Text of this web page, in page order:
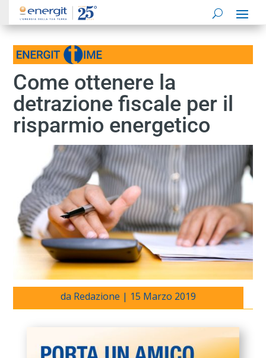
Come ottenere la
detrazione fiscale per il
risparmio energetico
da Redazione | 15 Marzo 2019